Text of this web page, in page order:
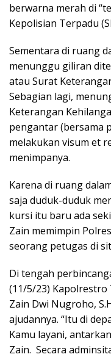
berwarna merah di
Kepolisian Terpadu
Sementara di ruang
menunggu giliran
atau Surat
Sebagian lagi,
Keterangan
pengantar (bersama
melakukan visum et
menimpanya.
Karena di ruang
saja duduk-duduk
kursi itu baru ada
Zain memimpin
seorang petugas di
Di tengah
(11/5/23) Kapolrestro
Zain Dwi Nugroho,
ajudannya. “Itu di
Kamu layani,
Zain. Secara